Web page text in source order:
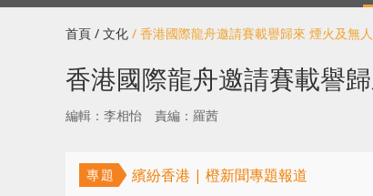
首頁 / 文化 / 香港國際龍舟邀請賽載譽歸來 煙火及無
香港國際龍舟邀請賽載譽
編輯：李相怡 責編：羅茜
專題 繽紛香港 | 橙新聞專題報道